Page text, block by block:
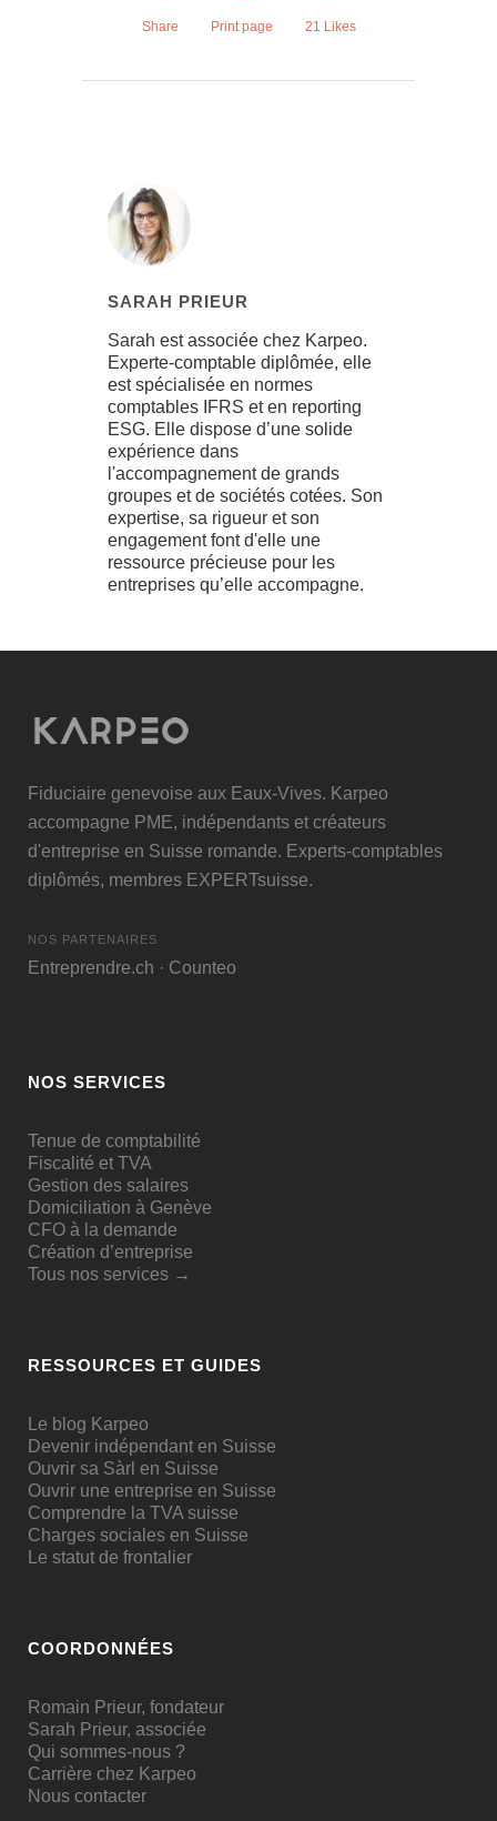
Share Print page 21 Likes
SARAH PRIEUR
Sarah est associée chez Karpeo.
Experte-comptable diplômée, elle
est spécialisée en normes
comptables IFRS et en reporting
ESG. Elle dispose d’une solide
expérience dans
l'accompagnement de grands
groupes et de sociétés cotées. Son
expertise, sa rigueur et son
engagement font d'elle une
ressource précieuse pour les
entreprises qu’elle accompagne.
Fiduciaire genevoise aux Eaux-Vives. Karpeo
accompagne PME, indépendants et créateurs
d'entreprise en Suisse romande. Experts-comptables
diplômés, membres EXPERTsuisse.
NOS PARTENAIRES
Entreprendre.ch · Counteo
NOS SERVICES
Tenue de comptabilité
Fiscalité et TVA
Gestion des salaires
Domiciliation à Genève
CFO à la demande
Création d’entreprise
Tous nos services →
RESSOURCES ET GUIDES
Le blog Karpeo
Devenir indépendant en Suisse
Ouvrir sa Sàrl en Suisse
Ouvrir une entreprise en Suisse
Comprendre la TVA suisse
Charges sociales en Suisse
Le statut de frontalier
COORDONNÉES
Romain Prieur, fondateur
Sarah Prieur, associée
Qui sommes-nous ?
Carrière chez Karpeo
Nous contacter